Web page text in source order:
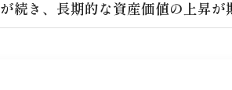
が続き、長期的な資産価値の上昇が